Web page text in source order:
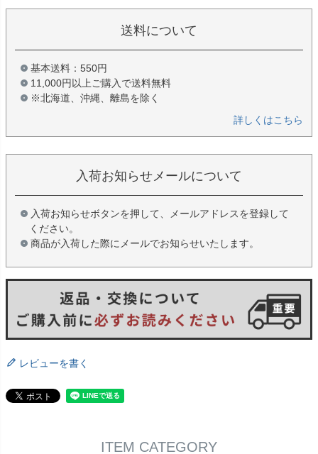
送料について
基本送料：550円
11,000円以上ご購入で送料無料
※北海道、沖縄、離島を除く
詳しくはこちら
入荷お知らせメールについて
入荷お知らせボタンを押して、メールアドレスを登録して
ください。
商品が入荷した際にメールでお知らせいたします。
レビューを書く
ITEM CATEGORY